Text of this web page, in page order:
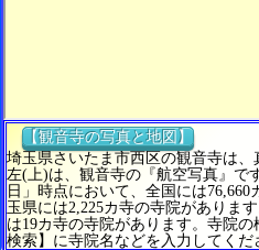
【観音寺の写真と地図】
埼玉県さいたま市西区の観音寺は、
左(上)は、観音寺の『航空写真』で
日」時点において、全国には
玉県には2,225カ寺の寺院がありま
は19カ寺の寺院があります。寺院
検索】に寺院名などを入力してくだ